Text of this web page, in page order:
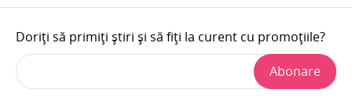
Doriți să primiți știri și să fiți la curent cu promoțiile?
Abonare